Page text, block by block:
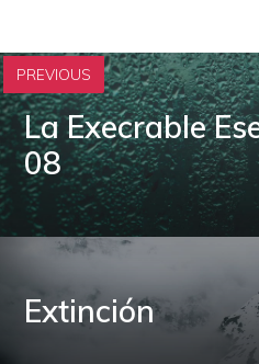
PREVIOUS
La Execrable
08
Extinción